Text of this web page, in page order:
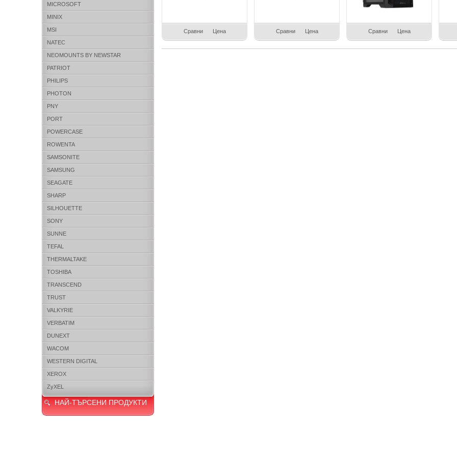
MICROSOFT
MINIX
MSI
NATEC
NEOMOUNTS BY NEWSTAR
PATRIOT
PHILIPS
PHOTON
PNY
PORT
POWERCASE
ROWENTA
SAMSONITE
SAMSUNG
SEAGATE
SHARP
SILHOUETTE
SONY
SUNNE
TEFAL
THERMALTAKE
TOSHIBA
TRANSCEND
TRUST
VALKYRIE
VERBATIM
DUNEXT
WACOM
WESTERN DIGITAL
XEROX
ZyXEL
НАЙ-ТЪРСЕНИ ПРОДУКТИ
Сравни Цена Сравни Цена Сравни Цена